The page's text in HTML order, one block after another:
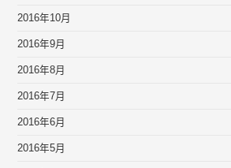
2016年10月
2016年9月
2016年8月
2016年7月
2016年6月
2016年5月